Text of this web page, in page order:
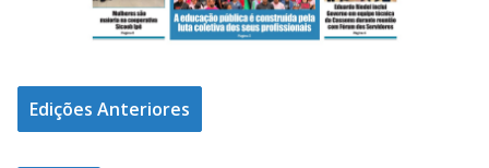
Edições Anteriores